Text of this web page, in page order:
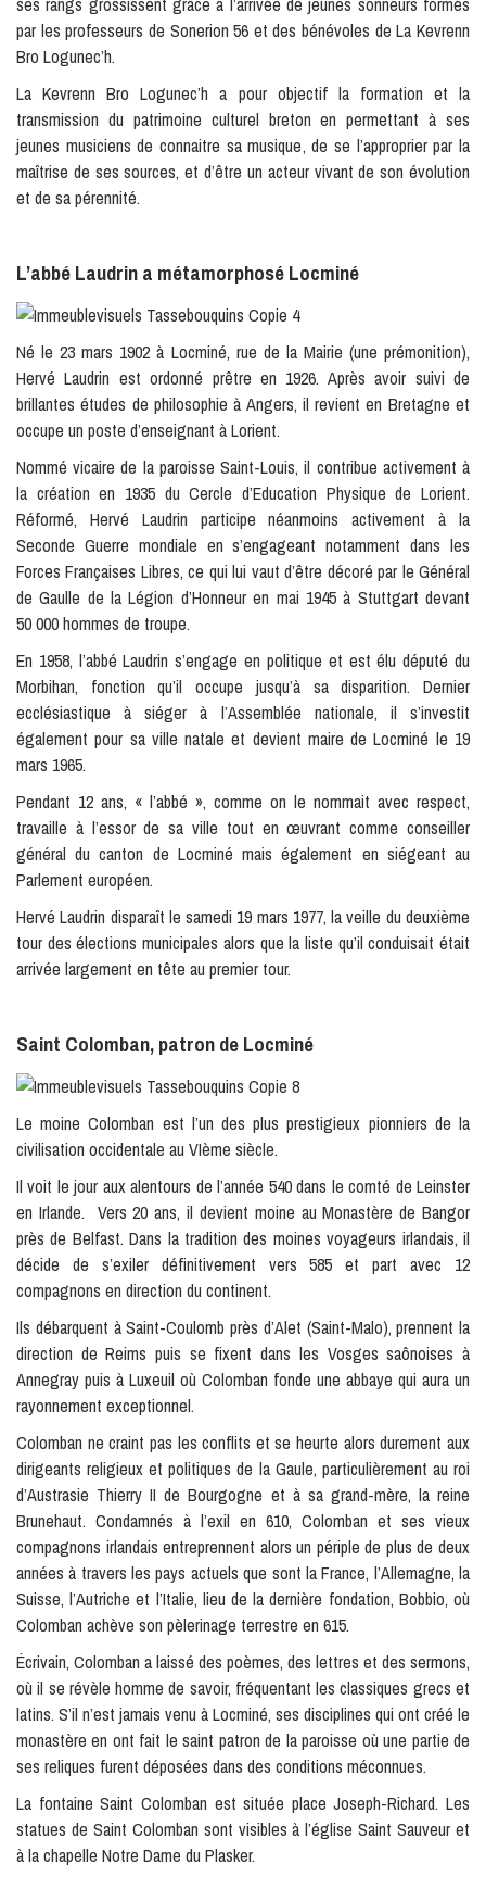
par les professeurs de Sonerion 56 et des bénévoles de La Kevrenn
Bro Logunec’h.
La Kevrenn Bro Logunec’h a pour objectif la formation et la
transmission du patrimoine culturel breton en permettant à ses
jeunes musiciens de connaitre sa musique, de se l’approprier par la
maîtrise de ses sources, et d’être un acteur vivant de son évolution
et de sa pérennité.
L’abbé Laudrin a métamorphosé Locminé
Né le 23 mars 1902 à Locminé, rue de la Mairie (une prémonition),
Hervé Laudrin est ordonné prêtre en 1926. Après avoir suivi de
brillantes études de philosophie à Angers, il revient en Bretagne et
occupe un poste d’enseignant à Lorient.
Nommé vicaire de la paroisse Saint-Louis, il contribue activement à
la création en 1935 du Cercle d’Education Physique de Lorient.
Réformé, Hervé Laudrin participe néanmoins activement à la
Seconde Guerre mondiale en s’engageant notamment dans les
Forces Françaises Libres, ce qui lui vaut d’être décoré par le Général
de Gaulle de la Légion d’Honneur en mai 1945 à Stuttgart devant
50 000 hommes de troupe.
En 1958, l’abbé Laudrin s’engage en politique et est élu député du
Morbihan, fonction qu’il occupe jusqu’à sa disparition. Dernier
ecclésiastique à siéger à l’Assemblée nationale, il s’investit
également pour sa ville natale et devient maire de Locminé le 19
mars 1965.
Pendant 12 ans, « l’abbé », comme on le nommait avec respect,
travaille à l’essor de sa ville tout en œuvrant comme conseiller
général du canton de Locminé mais également en siégeant au
Parlement européen.
Hervé Laudrin disparaît le samedi 19 mars 1977, la veille du deuxième
tour des élections municipales alors que la liste qu’il conduisait était
arrivée largement en tête au premier tour.
Saint Colomban, patron de Locminé
Le moine Colomban est l’un des plus prestigieux pionniers de la
civilisation occidentale au VIème siècle.
Il voit le jour aux alentours de l’année 540 dans le comté de Leinster
en Irlande. Vers 20 ans, il devient moine au Monastère de Bangor
près de Belfast. Dans la tradition des moines voyageurs irlandais, il
décide de s’exiler définitivement vers 585 et part avec 12
compagnons en direction du continent.
Ils débarquent à Saint-Coulomb près d’Alet (Saint-Malo), prennent la
direction de Reims puis se fixent dans les Vosges saônoises à
Annegray puis à Luxeuil où Colomban fonde une abbaye qui aura un
rayonnement exceptionnel.
Colomban ne craint pas les conflits et se heurte alors durement aux
dirigeants religieux et politiques de la Gaule, particulièrement au roi
d’Austrasie Thierry II de Bourgogne et à sa grand-mère, la reine
Brunehaut. Condamnés à l’exil en 610, Colomban et ses vieux
compagnons irlandais entreprennent alors un périple de plus de deux
années à travers les pays actuels que sont la France, l’Allemagne, la
Suisse, l’Autriche et l’Italie, lieu de la dernière fondation, Bobbio, où
Colomban achève son pèlerinage terrestre en 615.
Écrivain, Colomban a laissé des poèmes, des lettres et des sermons,
où il se révèle homme de savoir, fréquentant les classiques grecs et
latins. S’il n’est jamais venu à Locminé, ses disciplines qui ont créé le
monastère en ont fait le saint patron de la paroisse où une partie de
ses reliques furent déposées dans des conditions méconnues.
La fontaine Saint Colomban est située place Joseph-Richard. Les
statues de Saint Colomban sont visibles à l’église Saint Sauveur et
à la chapelle Notre Dame du Plasker.